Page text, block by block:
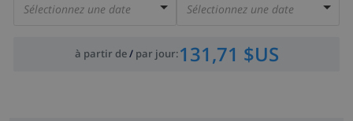
Sélectionnez une date Sélectionnez une date
à partir de/ par jour:131,71 $US